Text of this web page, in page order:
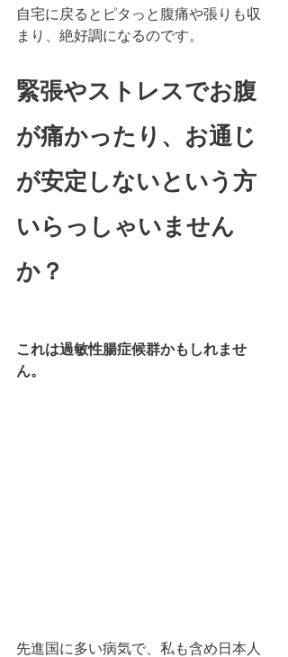
自宅に戻るとピタっと腹痛や張りも収
まり、絶好調になるのです。
緊張やストレスでお腹
が痛かったり、お通じ
が安定しないという方
いらっしゃいません
か？
これは過敏性腸症候群かもしれませ
ん。
先進国に多い病気で、私も含め日本人